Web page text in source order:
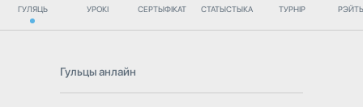
ГУЛЯЦЬ УРОКІ СЕРТЫФІКАТ СТАТЫСТЫКА ТУРНІР
Гульцы анлайн